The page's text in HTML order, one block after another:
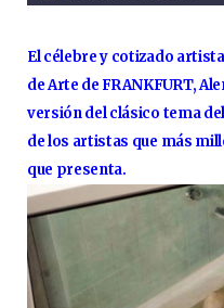
El célebre y cotizado
de Arte de FRANKFURT,
versión del clásico tema
de los artistas que más
que presenta.